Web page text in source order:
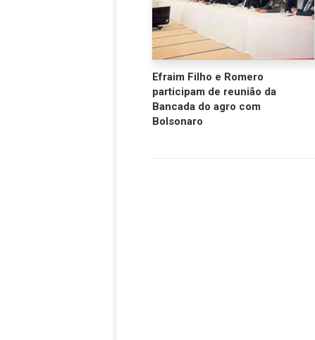
Efraim Filho e Romero
participam de reunião da
Bancada do agro com
Bolsonaro